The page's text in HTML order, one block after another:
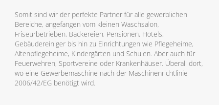
Somit sind wir der perfekte Partner für alle gewerblichen
Bereiche, angefangen vom kleinen Waschsalon,
Friseurbetrieben, Bäckereien, Pensionen, Hotels,
Gebäudereiniger bis hin zu Einrichtungen wie Pflegeheime,
Altenpflegeheime, Kindergärten und Schulen. Aber auch für
Feuerwehren, Sportvereine oder Krankenhäuser. Überall dort,
wo eine Gewerbemaschine nach der Maschinenrichtlinie
2006/42/EG benötigt wird.